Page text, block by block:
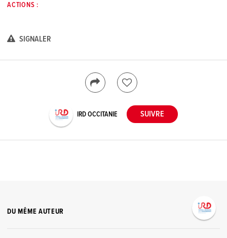
ACTIONS :
SIGNALER
IRD OCCITANIE
DU MÊME AUTEUR